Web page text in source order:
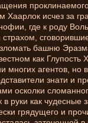
Хаарлок исчез за
где к роду
башню
как Глупость
многих агентов, но
знати и
осколки
руки как чудесные
грядущего и